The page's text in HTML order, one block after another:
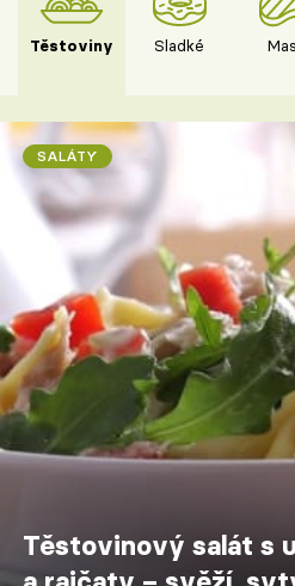
Těstoviny Sladké
SALÁTY
Těstovinový salát s